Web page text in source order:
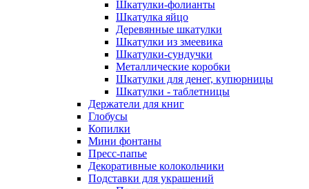
Шкатулки-фолианты
Шкатулка яйцо
Деревянные шкатулки
Шкатулки из змеевика
Шкатулки-сундучки
Металлические коробки
Шкатулки для денег, купюрницы
Шкатулки - таблетницы
Держатели для книг
Глобусы
Копилки
Мини фонтаны
Пресс-папье
Декоративные колокольчики
Подставки для украшений